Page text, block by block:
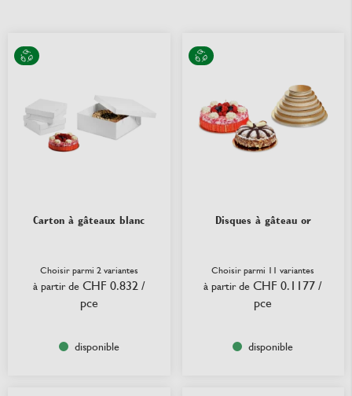
Carton à gâteaux blanc
Choisir parmi 2 variantes
à partir de CHF 0.832 /
pce
disponible
Disques à gâteau or
Choisir parmi 11 variantes
à partir de CHF 0.1177 /
pce
disponible